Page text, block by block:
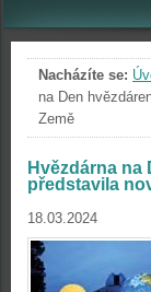
Nacházíte se:
na Den
Země
Hvězdárna na
představila
18.03.2024